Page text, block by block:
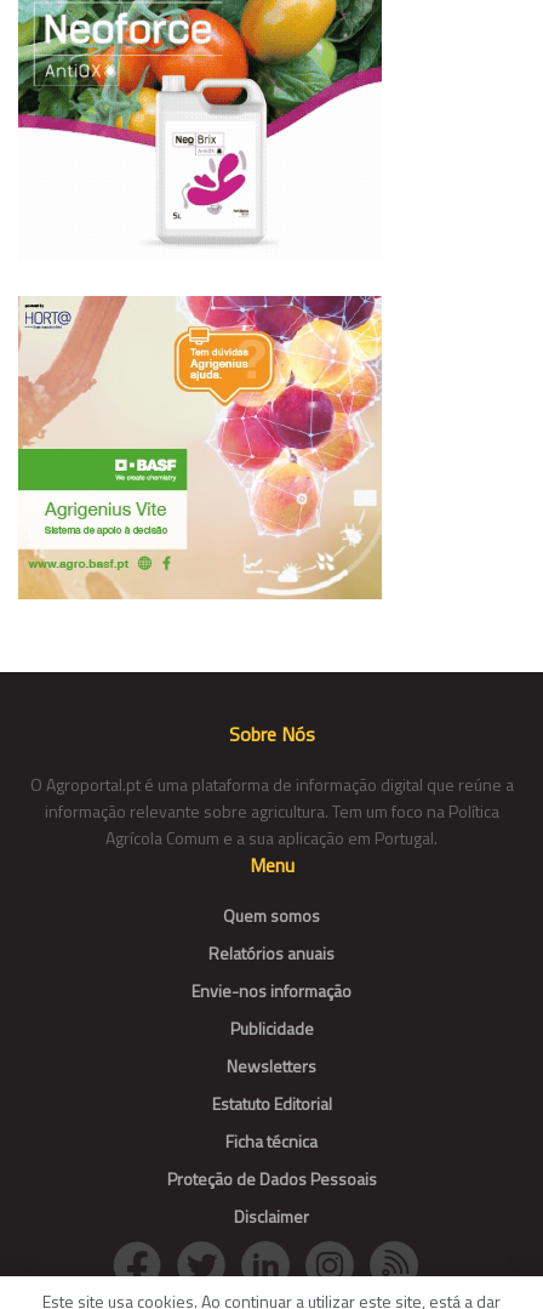
Sobre Nós
O Agroportal.pt é uma plataforma de informação digital que reúne a
informação relevante sobre agricultura. Tem um foco na Política
Agrícola Comum e a sua aplicação em Portugal.
Menu
Quem somos
Relatórios anuais
Envie-nos informação
Publicidade
Newsletters
Estatuto Editorial
Ficha técnica
Proteção de Dados Pessoais
Disclaimer
Este site usa cookies. Ao continuar a utilizar este site, está a dar